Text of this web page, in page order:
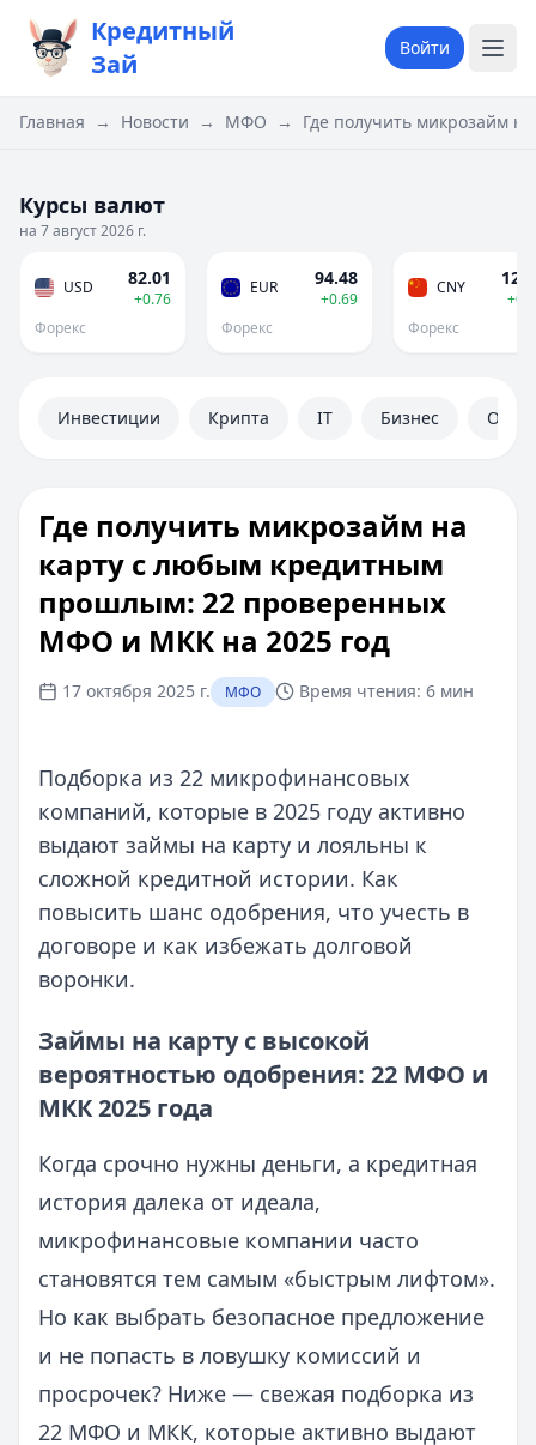
Кредитный
Зай
Войти
Главная → Новости → МФО → Где получить микрозайм
Курсы валют
на 7 август 2026 г.
USD 82.01
+0.76
Форекс
EUR 94.48
+0.69
Форекс
CNY
Форекс
Инвестиции Крипта IT Бизнес
Где получить микрозайм на
карту с любым кредитным
прошлым: 22 проверенных
МФО и МКК на 2025 год
17 октября 2025 г. МФО Время чтения: 6 мин
Подборка из 22 микрофинансовых
компаний, которые в 2025 году активно
выдают займы на карту и лояльны к
сложной кредитной истории. Как
повысить шанс одобрения, что учесть в
договоре и как избежать долговой
воронки.
Займы на карту с высокой
вероятностью одобрения: 22 МФО и
МКК 2025 года
Когда срочно нужны деньги, а кредитная
история далека от идеала,
микрофинансовые компании часто
становятся тем самым «быстрым лифтом».
Но как выбрать безопасное предложение
и не попасть в ловушку комиссий и
просрочек? Ниже — свежая подборка из
22 МФО и МКК, которые активно выдают